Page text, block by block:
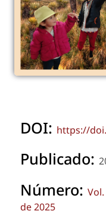
DOI: https://
Publicado:
Número:
de 2025